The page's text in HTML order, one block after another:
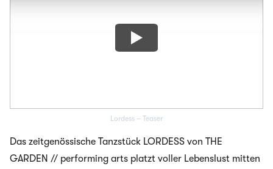
Lordess – Teaser
Das zeitgenössische Tanzstück LORDESS von THE
GARDEN // performing arts platzt voller Lebenslust mitten